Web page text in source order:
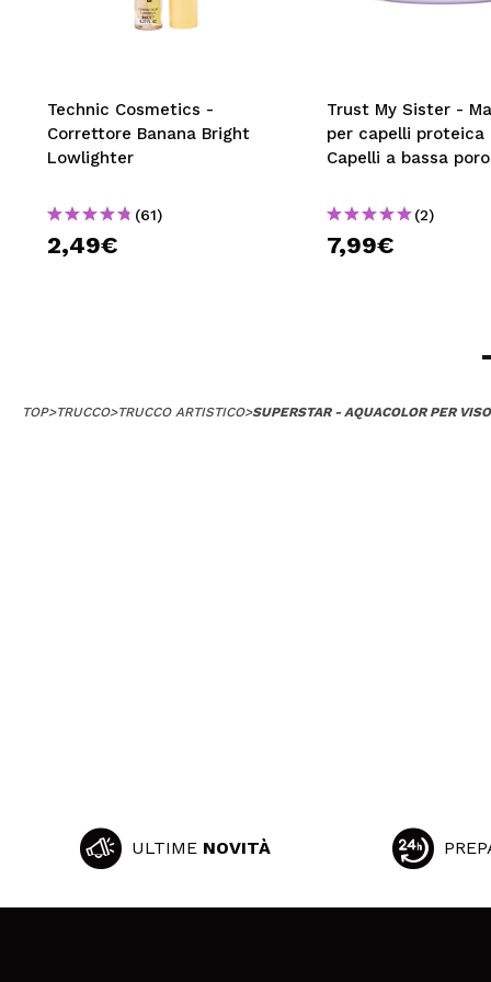
Technic Cosmetics -
Correttore Banana Bright
Lowlighter
(61)
2,49€
Trust My Sister -
per capelli proteica
Capelli a bassa
(2)
7,99€
TOP>TRUCCO>TRUCCO ARTISTICO>SUPERSTAR - AQUACOLOR PER
ULTIME NOVITÀ